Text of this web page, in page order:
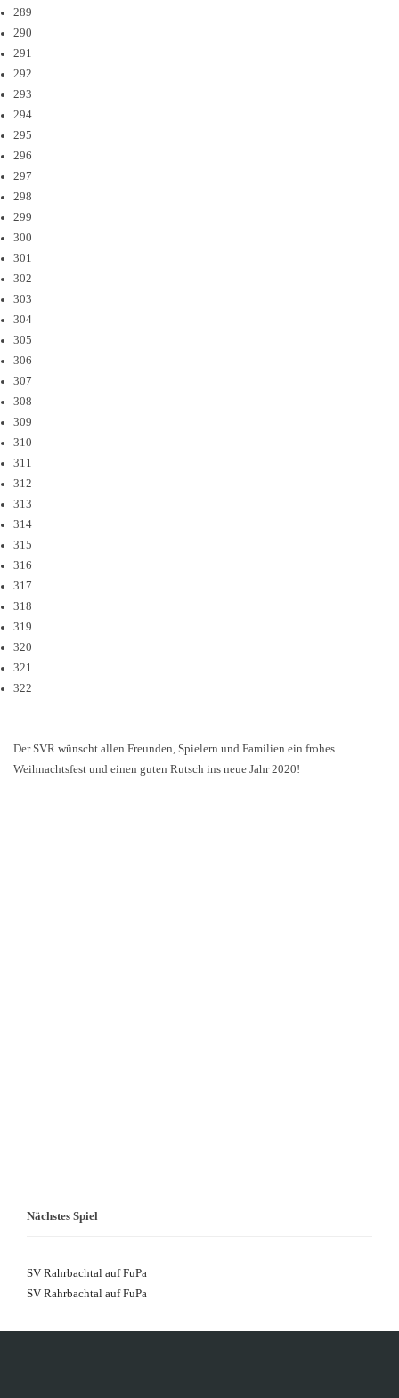
289
290
291
292
293
294
295
296
297
298
299
300
301
302
303
304
305
306
307
308
309
310
311
312
313
314
315
316
317
318
319
320
321
322
Der SVR wünscht allen Freunden, Spielern und Familien ein frohes
Weihnachtsfest und einen guten Rutsch ins neue Jahr 2020!
Nächstes Spiel
SV Rahrbachtal auf FuPa
SV Rahrbachtal auf FuPa